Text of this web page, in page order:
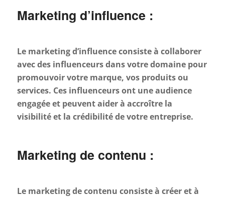
Marketing d’influence :
Le marketing d’influence consiste à collaborer
avec des influenceurs dans votre domaine pour
promouvoir votre marque, vos produits ou
services. Ces influenceurs ont une audience
engagée et peuvent aider à accroître la
visibilité et la crédibilité de votre entreprise.
Marketing de contenu :
Le marketing de contenu consiste à créer et à